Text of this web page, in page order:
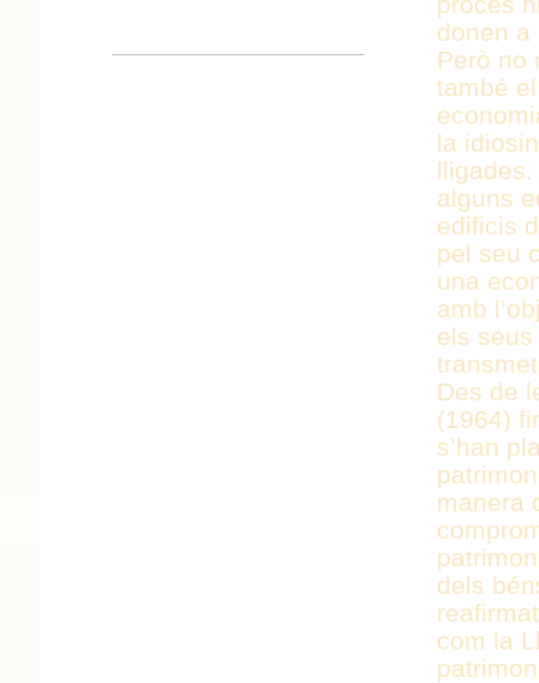
donen a
Però no
també
la
lligades.
alguns
edificis
pel seu
una
amb
els
Des de
(1964)
s’han
manera
dels
com la